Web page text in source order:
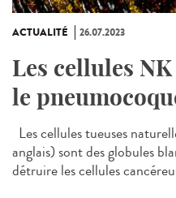
ACTUALITÉ 26.07.2023
Les cellules
le
Les cellules tueuses
anglais) sont des globules
détruire les cellules